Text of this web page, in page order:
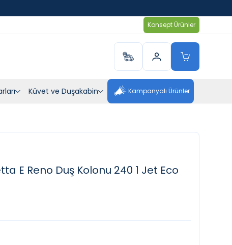
Konsept Ürünler
Küvet ve Duşakabin Kampanyalı Ürünler
E Reno Duş Kolonu 240 1 Jet Eco